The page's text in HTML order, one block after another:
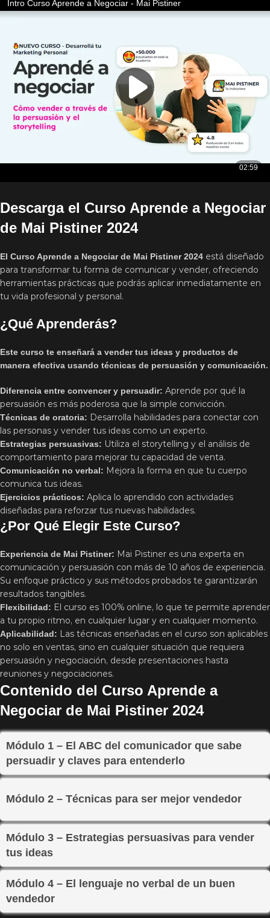
Descarga el Curso Aprende a Negociar
de Mai Pistiner 2024
El Curso Aprende a Negociar de Mai Pistiner 2024 está diseñado
para transformar tu forma de comunicar y vender, ofreciendo
herramientas prácticas que podrás aplicar inmediatamente en
tu vida profesional y personal.
¿Qué Aprenderás?
Este curso te enseñará a vender tus ideas y productos de
manera efectiva usando técnicas de persuasión y comunicación.
Diferencia entre convencer y persuadir: Aprende por qué la
persuasión es más poderosa que la simple convicción.
Técnicas de oratoria: Desarrolla habilidades para conectar con
las personas y vender tus ideas como un experto.
Estrategias persuasivas: Utiliza el storytelling y el análisis de
comportamiento para mejorar tu capacidad de venta.
Comunicación no verbal: Mejora la forma en que tu cuerpo
comunica tus ideas.
Ejercicios prácticos: Aplica lo aprendido con actividades
diseñadas para reforzar tus nuevas habilidades.
¿Por Qué Elegir Este Curso?
Experiencia de Mai Pistiner: Mai Pistiner es una experta en
comunicación y persuasión con más de 10 años de experiencia.
Su enfoque práctico y sus métodos probados te garantizarán
resultados tangibles.
Flexibilidad: El curso es 100% online, lo que te permite aprender
a tu propio ritmo, en cualquier lugar y en cualquier momento.
Aplicabilidad: Las técnicas enseñadas en el curso son aplicables
no solo en ventas, sino en cualquier situación que requiera
persuasión y negociación, desde presentaciones hasta
reuniones y negociaciones.
Contenido del Curso Aprende a
Negociar de Mai Pistiner 2024
Módulo 1 – El ABC del comunicador que sabe
persuadir y claves para entenderlo
Módulo 2 – Técnicas para ser mejor vendedor
Módulo 3 – Estrategias persuasivas para vender
tus ideas
Módulo 4 – El lenguaje no verbal de un buen
vendedor